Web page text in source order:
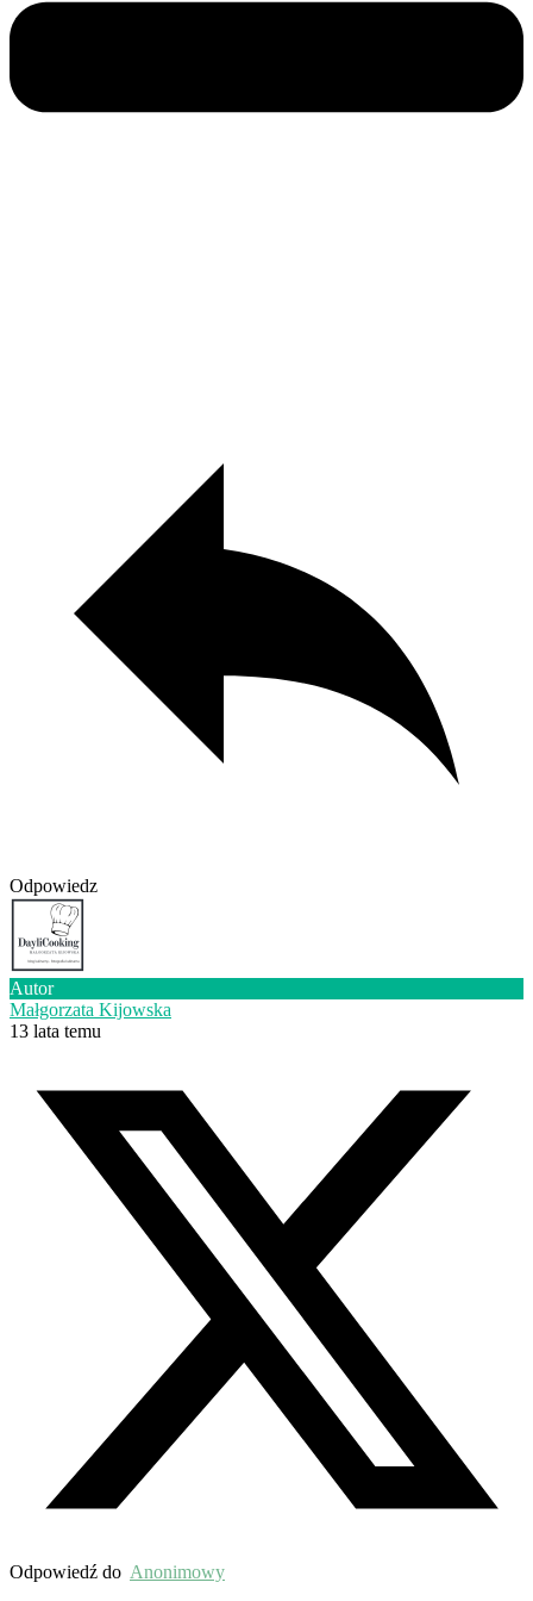
Odpowiedz
Autor
Małgorzata Kijowska
13 lata temu
Odpowiedź do Anonimowy